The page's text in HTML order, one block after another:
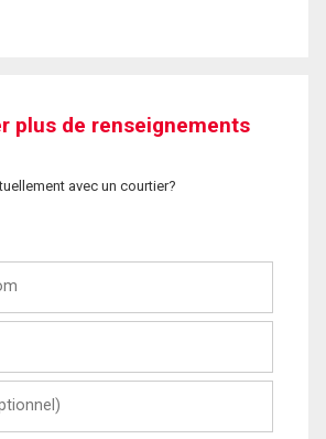
plus de renseignements
avec un courtier?